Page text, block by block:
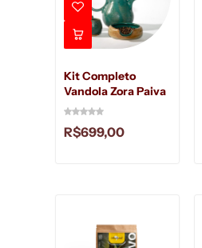
Kit Completo
Vandola Zora Paiva
R$699,00